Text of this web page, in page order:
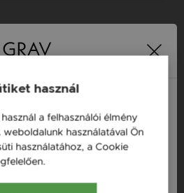
tippek - tanácsok
tippek - tanácsok
/ HU
/ AT
használ
a felhasználói élmény
használatával Ön
használatához, a Cookie